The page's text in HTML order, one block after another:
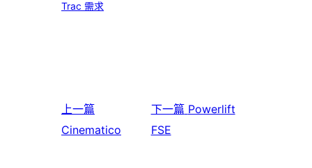
Trac 需求
上一篇
Cinematico
下一篇 Powerlift
FSE